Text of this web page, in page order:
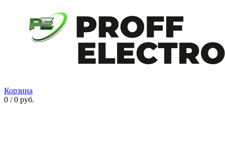
Корзина
0 / 0 руб.